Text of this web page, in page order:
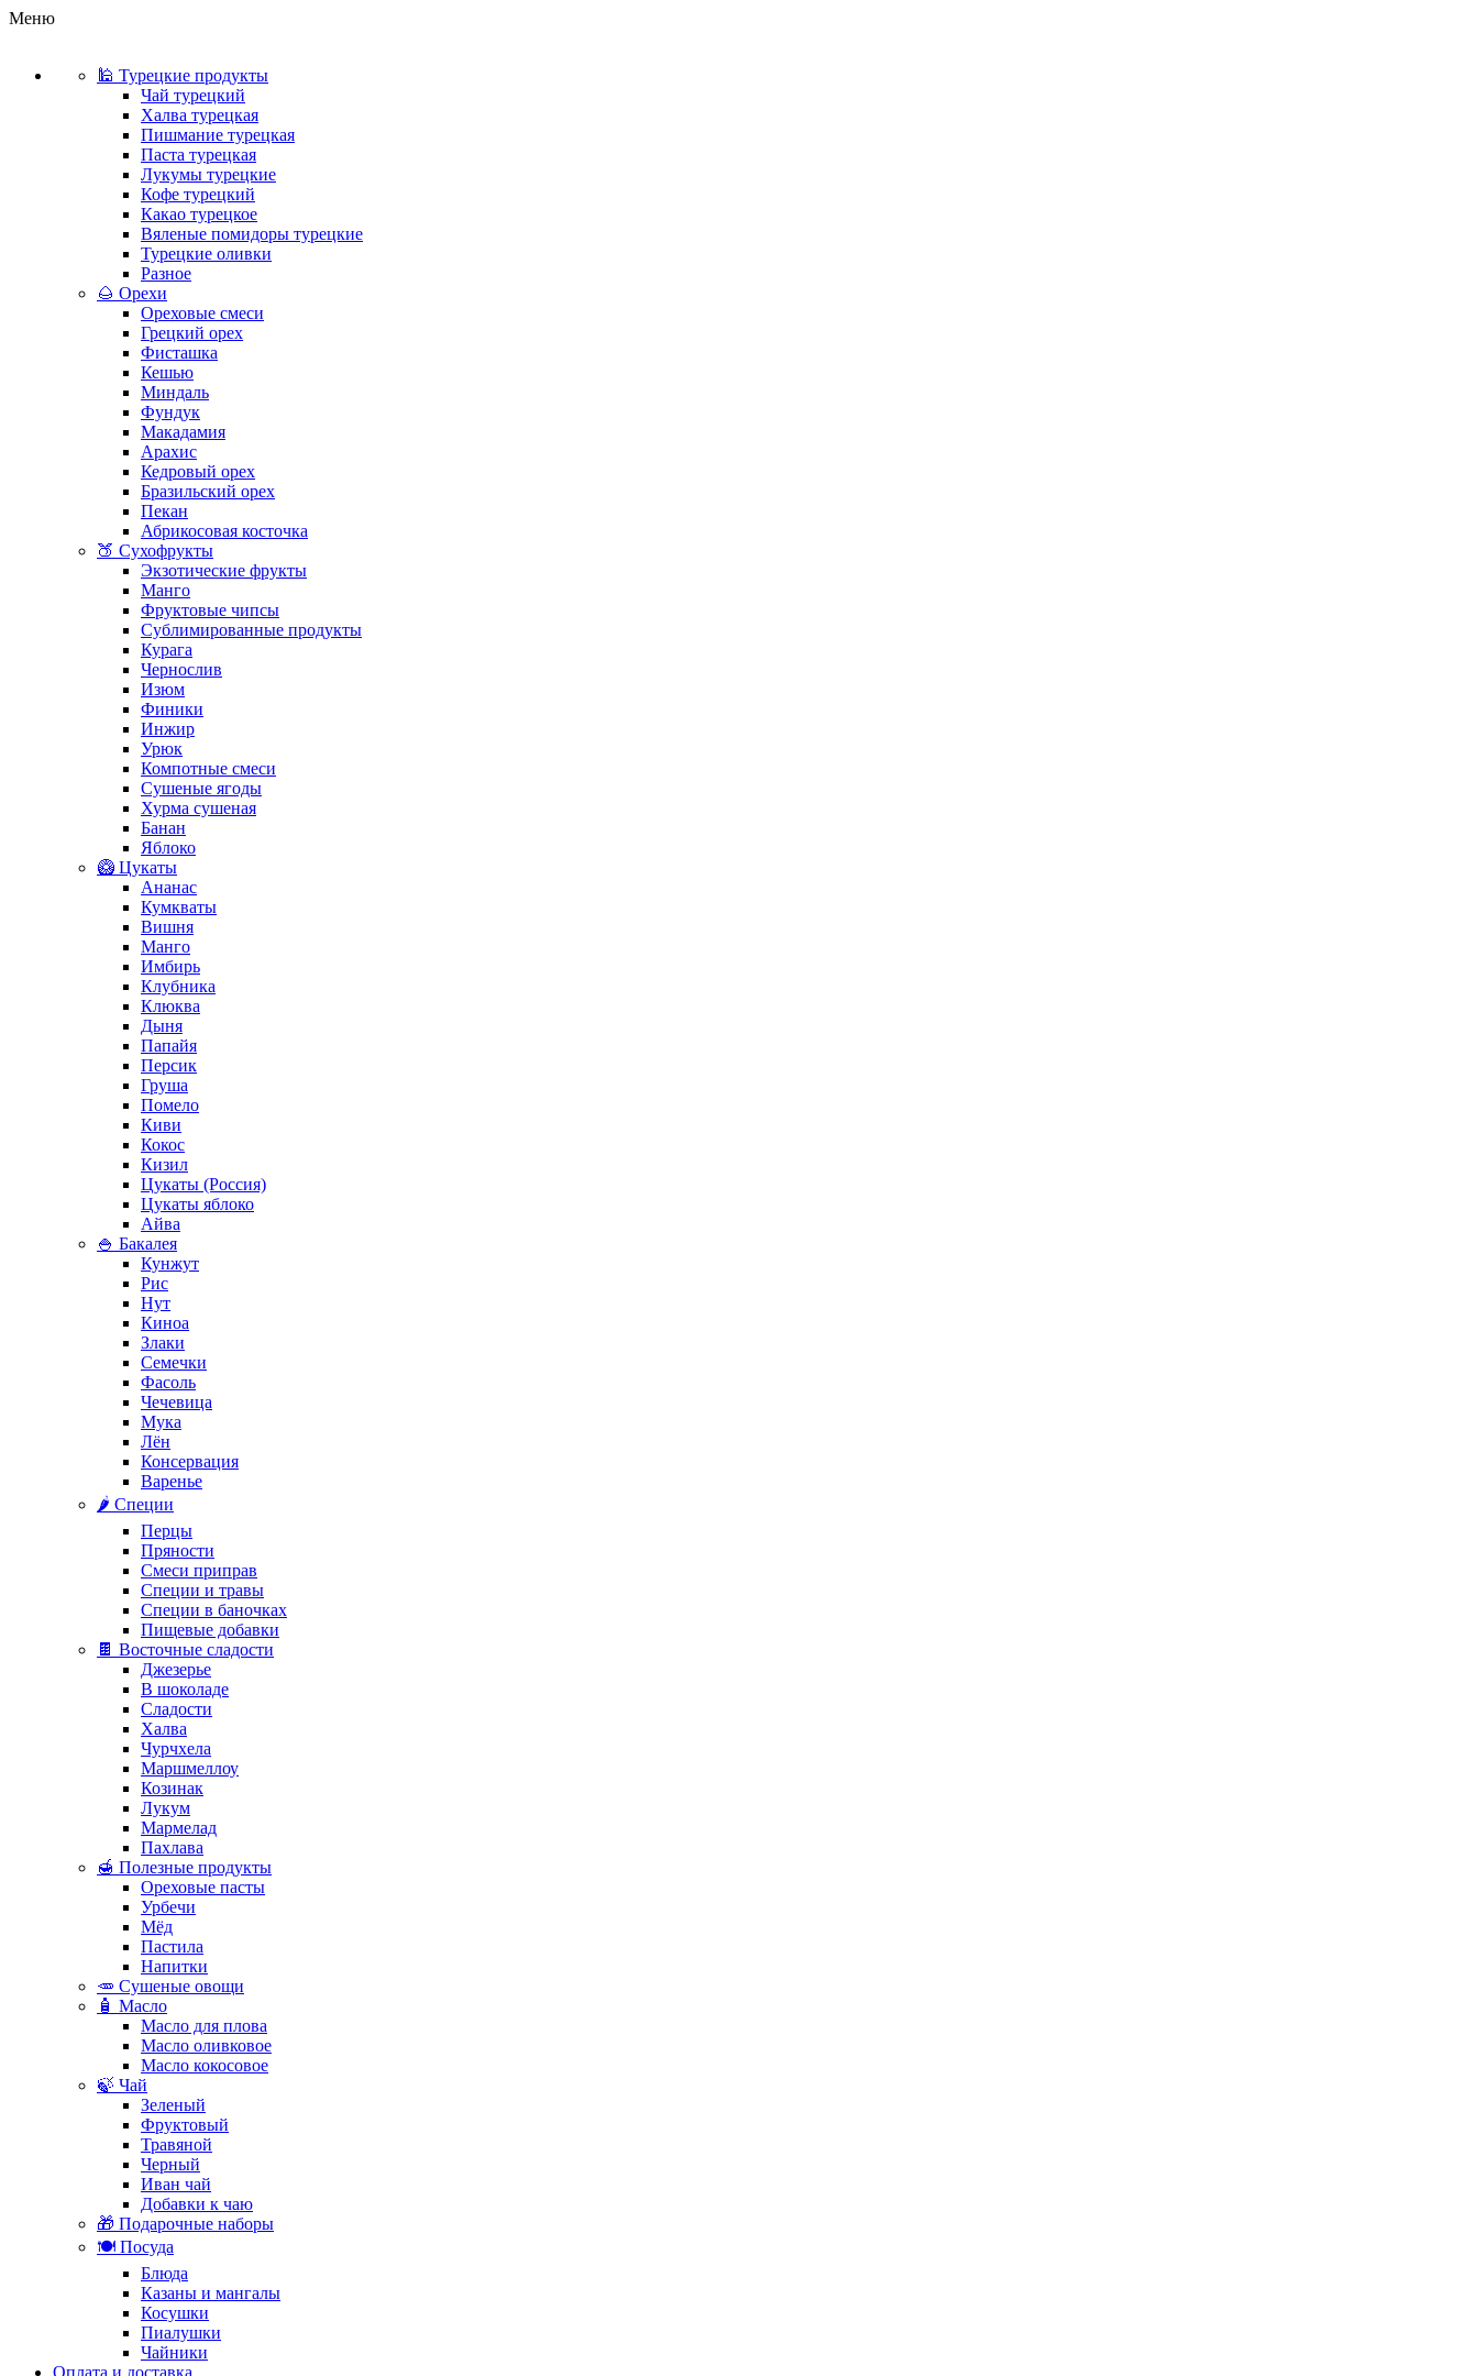
Меню
🕌 Турецкие продукты
Чай турецкий
Халва турецкая
Пишмание турецкая
Паста турецкая
Лукумы турецкие
Кофе турецкий
Какао турецкое
Вяленые помидоры турецкие
Турецкие оливки
Разное
🌰 Орехи
Ореховые смеси
Грецкий орех
Фисташка
Кешью
Миндаль
Фундук
Макадамия
Арахис
Кедровый орех
Бразильский орех
Пекан
Абрикосовая косточка
🍑 Сухофрукты
Экзотические фрукты
Манго
Фруктовые чипсы
Сублимированные продукты
Курага
Чернослив
Изюм
Финики
Инжир
Урюк
Компотные смеси
Сушеные ягоды
Хурма сушеная
Банан
Яблоко
🥝 Цукаты
Ананас
Кумкваты
Вишня
Манго
Имбирь
Клубника
Клюква
Дыня
Папайя
Персик
Груша
Помело
Киви
Кокос
Кизил
Цукаты (Россия)
Цукаты яблоко
Айва
🍚 Бакалея
Кунжут
Рис
Нут
Киноа
Злаки
Семечки
Фасоль
Чечевица
Мука
Лён
Консервация
Варенье
🌶️ Специи
Перцы
Пряности
Смеси приправ
Специи и травы
Специи в баночках
Пищевые добавки
🍫 Восточные сладости
Джезерье
В шоколаде
Сладости
Халва
Чурчхела
Маршмеллоу
Козинак
Лукум
Мармелад
Пахлава
🍯 Полезные продукты
Ореховые пасты
Урбечи
Мёд
Пастила
Напитки
🥕 Сушеные овощи
🧴 Масло
Масло для плова
Масло оливковое
Масло кокосовое
🍃 Чай
Зеленый
Фруктовый
Травяной
Черный
Иван чай
Добавки к чаю
🎁 Подарочные наборы
🍽️ Посуда
Блюда
Казаны и мангалы
Косушки
Пиалушки
Чайники
Оплата и доставка